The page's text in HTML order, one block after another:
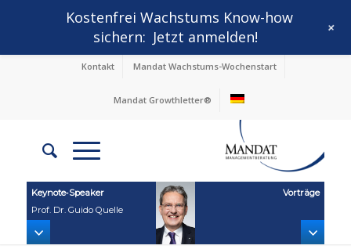
Kontakt Mandat Wachstums-Wochenstart
Mandat Growthletter®
Keynote‑Speaker
Prof. Dr. Guido Quelle
Vorträge
Kostenfrei Wachstums Know-how
sichern: Jetzt anmelden! +